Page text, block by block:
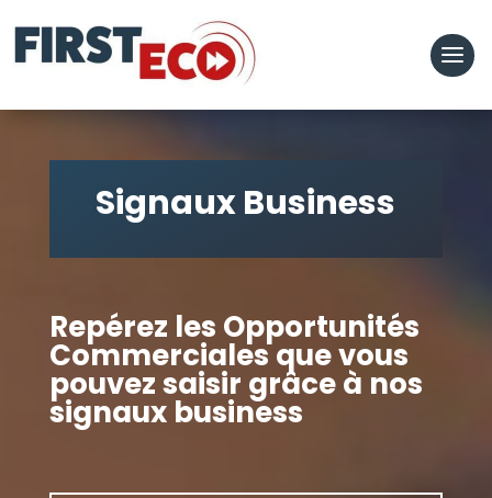
Signaux Business
Repérez les Opportunités
Commerciales que vous
pouvez saisir grâce à nos
signaux business